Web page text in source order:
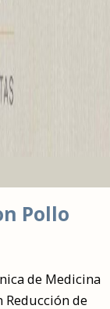
Pollo
de Medicina
Reducción de